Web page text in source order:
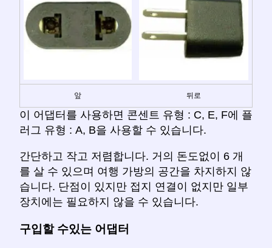
앞 뒤로
이 어댑터를 사용하면 콘센트 유형 : C, E, F에 플
러그 유형 : A, B을 사용할 수 있습니다.
간단하고 작고 저렴합니다. 거의 돈도없이 6 개
를 살 수 있으며 여행 가방의 공간을 차지하지 않
습니다. 단점이 있지만 접지 연결이 없지만 일부
장치에는 필요하지 않을 수 있습니다.
구입할 수있는 어댑터